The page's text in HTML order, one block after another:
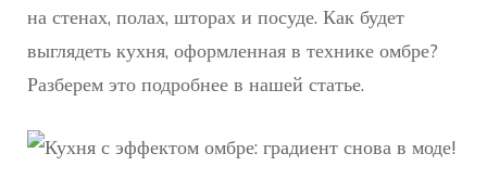
на стенах, полах, шторах и посуде. Как будет
выглядеть кухня, оформленная в технике омбре?
Разберем это подробнее в нашей статье.